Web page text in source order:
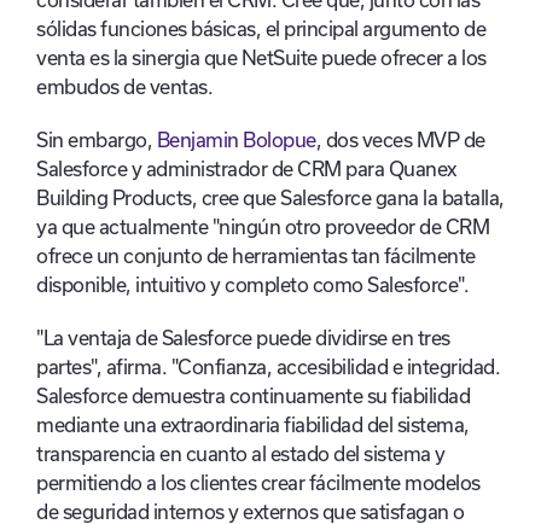
sólidas funciones básicas, el principal argumento de
venta es la sinergia que NetSuite puede ofrecer a los
embudos de ventas.
Sin embargo, Benjamin Bolopue, dos veces MVP de
Salesforce y administrador de CRM para Quanex
Building Products, cree que Salesforce gana la batalla,
ya que actualmente "ningún otro proveedor de CRM
ofrece un conjunto de herramientas tan fácilmente
disponible, intuitivo y completo como Salesforce".
"La ventaja de Salesforce puede dividirse en tres
partes", afirma. "Confianza, accesibilidad e integridad.
Salesforce demuestra continuamente su fiabilidad
mediante una extraordinaria fiabilidad del sistema,
transparencia en cuanto al estado del sistema y
permitiendo a los clientes crear fácilmente modelos
de seguridad internos y externos que satisfagan o